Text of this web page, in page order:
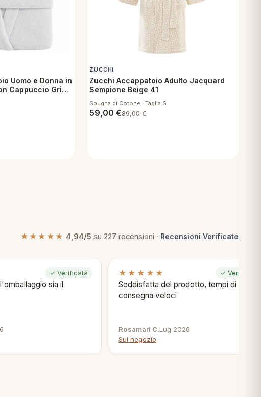
Uomo e Donna in
Cappuccio Grigio
ZUCCHI
Zucchi Accappatoio Adulto Jacquard
Sempione Beige 41
Spugna di Cotone · Taglia S
59,00 €89,00€
★★★★★ 4,94/5 su 227 recensioni · Recensioni Verificate
✓ Verificata
sia il
★★★★★ ✓ Verificata
Soddisfatta del prodotto, tempi di
consegna veloci
Rosamari C.Lug 2026
Sul negozio